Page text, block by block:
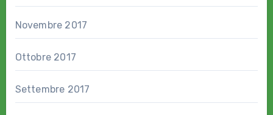
Novembre 2017
Ottobre 2017
Settembre 2017